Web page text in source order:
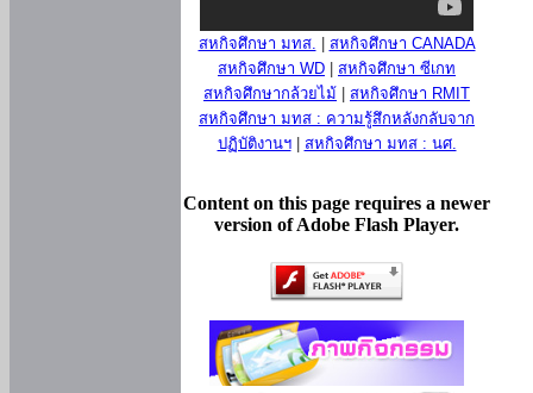
สหกิจศึกษา มทส.
สหกิจศึกษา CANADA
สหกิจศึกษา WD
สหกิจศึกษา ซีเกท
สหกิจศึกษากล้วยไม้
สหกิจศึกษา RMIT
สหกิจศึกษา มทส : ความรู้สึกหลังกลับจาก
ปฏิบัติงานฯ| สหกิจศึกษา มทส : นศ.
Content on this page requires a newer
version of Adobe Flash Player.